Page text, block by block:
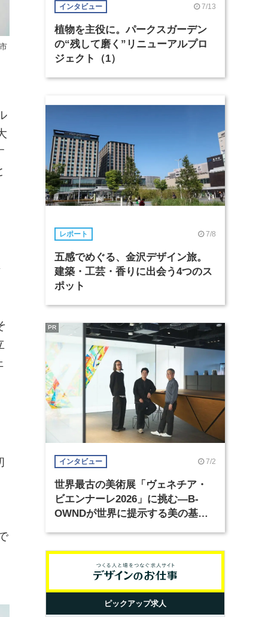
インタビュー 7/13
植物を主役に。パークスガーデン
の“残して磨く”リニューアルプロ
ジェクト（1）
レポート 7/8
五感でめぐる、金沢デザイン旅。
建築・工芸・香りに出会う4つのス
ポット
インタビュー 7/2
世界最古の美術展「ヴェネチア・
ビエンナーレ2026」に挑む―B-
OWNDが世界に提示する美の基準
PR
ピックアップ求人